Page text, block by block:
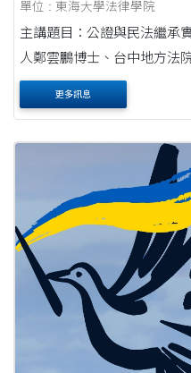
單位 : 東海大學法律學院
主講題目：公證與民法繼承
人鄭雲鵬博士、台中地方法
時間：111年5月9日（星期
波錠廳或線上參與，網址為
更多訊息